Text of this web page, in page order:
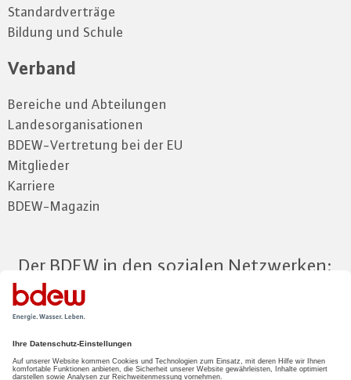
Standardverträge
Bildung und Schule
Verband
Bereiche und Abteilungen
Landesorganisationen
BDEW-Vertretung bei der EU
Mitglieder
Karriere
BDEW-Magazin
Der BDEW in den sozialen Netzwerken:
Zum Mitgliederbereich